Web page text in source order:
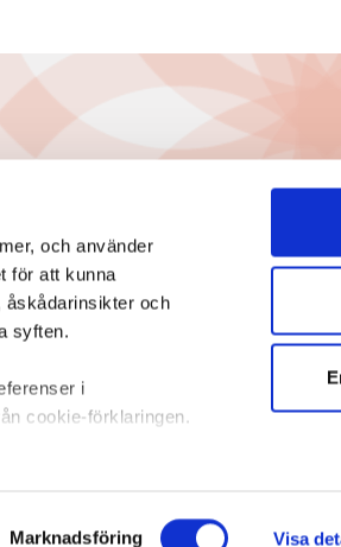
och använder
för att kunna
åskådarinsikter och
syften.
i
cookie-förklaringen.
som vi
Marknadsföring Visa